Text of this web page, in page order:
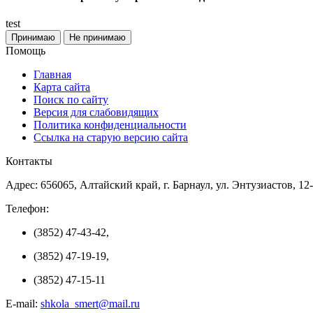
test
Принимаю Не принимаю
Помощь
Главная
Карта сайта
Поиск по сайту
Версия для слабовидящих
Политика конфиденциальности
Ссылка на старую версию сайта
Контакты
Адрес: 656065, Алтайский край, г. Барнаул, ул. Энтузиастов,
Телефон:
(3852) 47-43-42,
(3852) 47-19-19,
(3852) 47-15-11
E-mail: shkola_smert@mail.ru